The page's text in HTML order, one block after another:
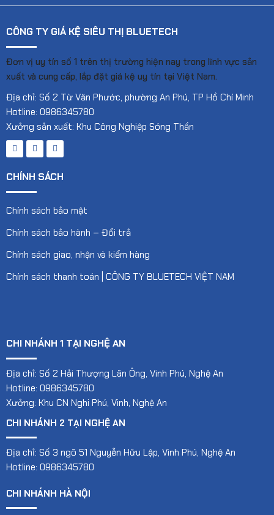
CÔNG TY GIÁ KỆ SIÊU THỊ BLUETECH
Đơn vị uy tín số 1 trên thị trường hiện nay trong lĩnh vực sản
xuất và cung cấp, lắp đặt giá kệ uy tín tại Việt Nam.
Địa chỉ: Số 2 Từ Văn Phước, phường An Phú, TP Hồ Chí Minh
Hotline: 0986345780
Xưởng sản xuất: Khu Công Nghiệp Sóng Thần
CHÍNH SÁCH
Chính sách bảo mật
Chính sách bảo hành – Đổi trả
Chính sách giao, nhận và kiểm hàng
Chính sách thanh toán | CÔNG TY BLUETECH VIỆT NAM
CHI NHÁNH 1 TẠI NGHỆ AN
Địa chỉ: Số 2 Hải Thượng Lãn Ông, Vinh Phú, Nghệ An
Hotline: 0986345780
Xưởng: Khu CN Nghi Phú, Vinh, Nghệ An
CHI NHÁNH 2 TẠI NGHỆ AN
Địa chỉ: Số 3 ngõ 51 Nguyễn Hữu Lập, Vinh Phú, Nghệ An
Hotline: 0986345780
CHI NHÁNH HÀ NỘI